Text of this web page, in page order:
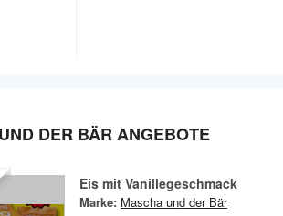
DER BÄR ANGEBOTE
Eis mit Vanillegeschmack
Marke: Mascha und der Bär